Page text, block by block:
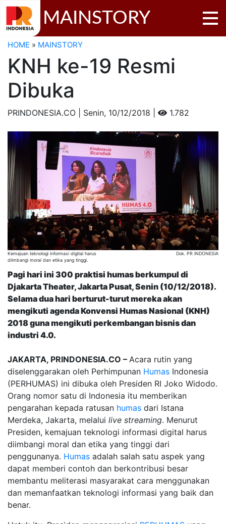
MAINSTORY
HOME » MAINSTORY
KNH ke-19 Resmi
Dibuka
PRINDONESIA.CO | Senin, 10/12/2018 | 1.782
Kemajuan teknologi informasi digital harus
diimbangi moral dan etika yang tinggi.
Dok. PR INDONESIA
Pagi hari ini 300 praktisi humas berkumpul di
Djakarta Theater, Jakarta Pusat, Senin (10/12/2018).
Selama dua hari berturut-turut mereka akan
mengikuti agenda Konvensi Humas Nasional (KNH)
2018 guna mengikuti perkembangan bisnis dan
industri 4.0.
JAKARTA, PRINDONESIA.CO – Acara rutin yang
diselenggarakan oleh Perhimpunan Humas Indonesia
(PERHUMAS) ini dibuka oleh Presiden RI Joko Widodo.
Orang nomor satu di Indonesia itu memberikan
pengarahan kepada ratusan humas dari Istana
Merdeka, Jakarta, melalui live streaming. Menurut
Presiden, kemajuan teknologi informasi digital harus
diimbangi moral dan etika yang tinggi dari
penggunanya. Humas adalah salah satu aspek yang
dapat memberi contoh dan berkontribusi besar
membantu meliterasi masyarakat cara menggunakan
dan memanfaatkan teknologi informasi yang baik dan
benar.